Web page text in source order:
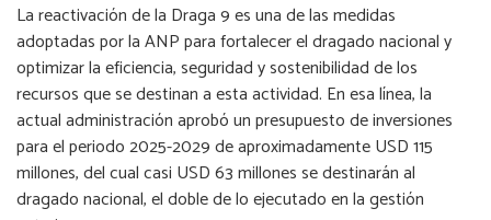
La reactivación de la Draga 9 es una de las medidas
adoptadas por la ANP para fortalecer el dragado nacional y
optimizar la eficiencia, seguridad y sostenibilidad de los
recursos que se destinan a esta actividad. En esa línea, la
actual administración aprobó un presupuesto de inversiones
para el periodo 2025-2029 de aproximadamente USD 115
millones, del cual casi USD 63 millones se destinarán al
dragado nacional, el doble de lo ejecutado en la gestión